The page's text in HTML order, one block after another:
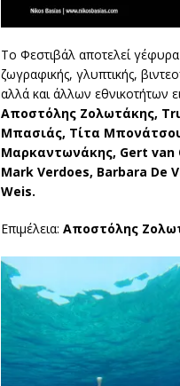
Το Φεστιβάλ αποτελεί
ζωγραφικής, γλυπτικής,
αλλά και άλλων εθνικοτήτων
Αποστόλης Ζολωτάκης,
Μπασιάς, Τίτα
Μαρκαντωνάκης, Gert van
Mark Verdoes, Barbara De
Weis
Επιμέλεια: Αποστόλης